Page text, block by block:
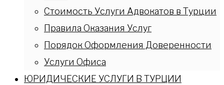
Стоимость Услуги Адвокатов в Турции
Правила Оказания Услуг
Порядок Оформления Доверенности
Услуги Офиса
ЮРИДИЧЕСКИЕ УСЛУГИ В ТУРЦИИ